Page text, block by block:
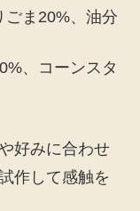
ごま20%、油分
、コーンスタ
好みに合わせ
作して感触を